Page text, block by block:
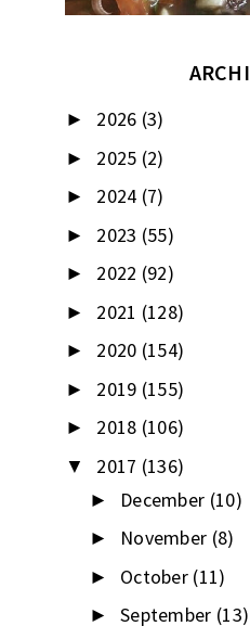
► 2026 (3)
► 2025 (2)
► 2024 (7)
► 2023 (55)
► 2022 (92)
► 2021 (128)
► 2020 (154)
► 2019 (155)
► 2018 (106)
▼ 2017 (136)
► December (10)
► November (8)
► October (11)
► September (13)